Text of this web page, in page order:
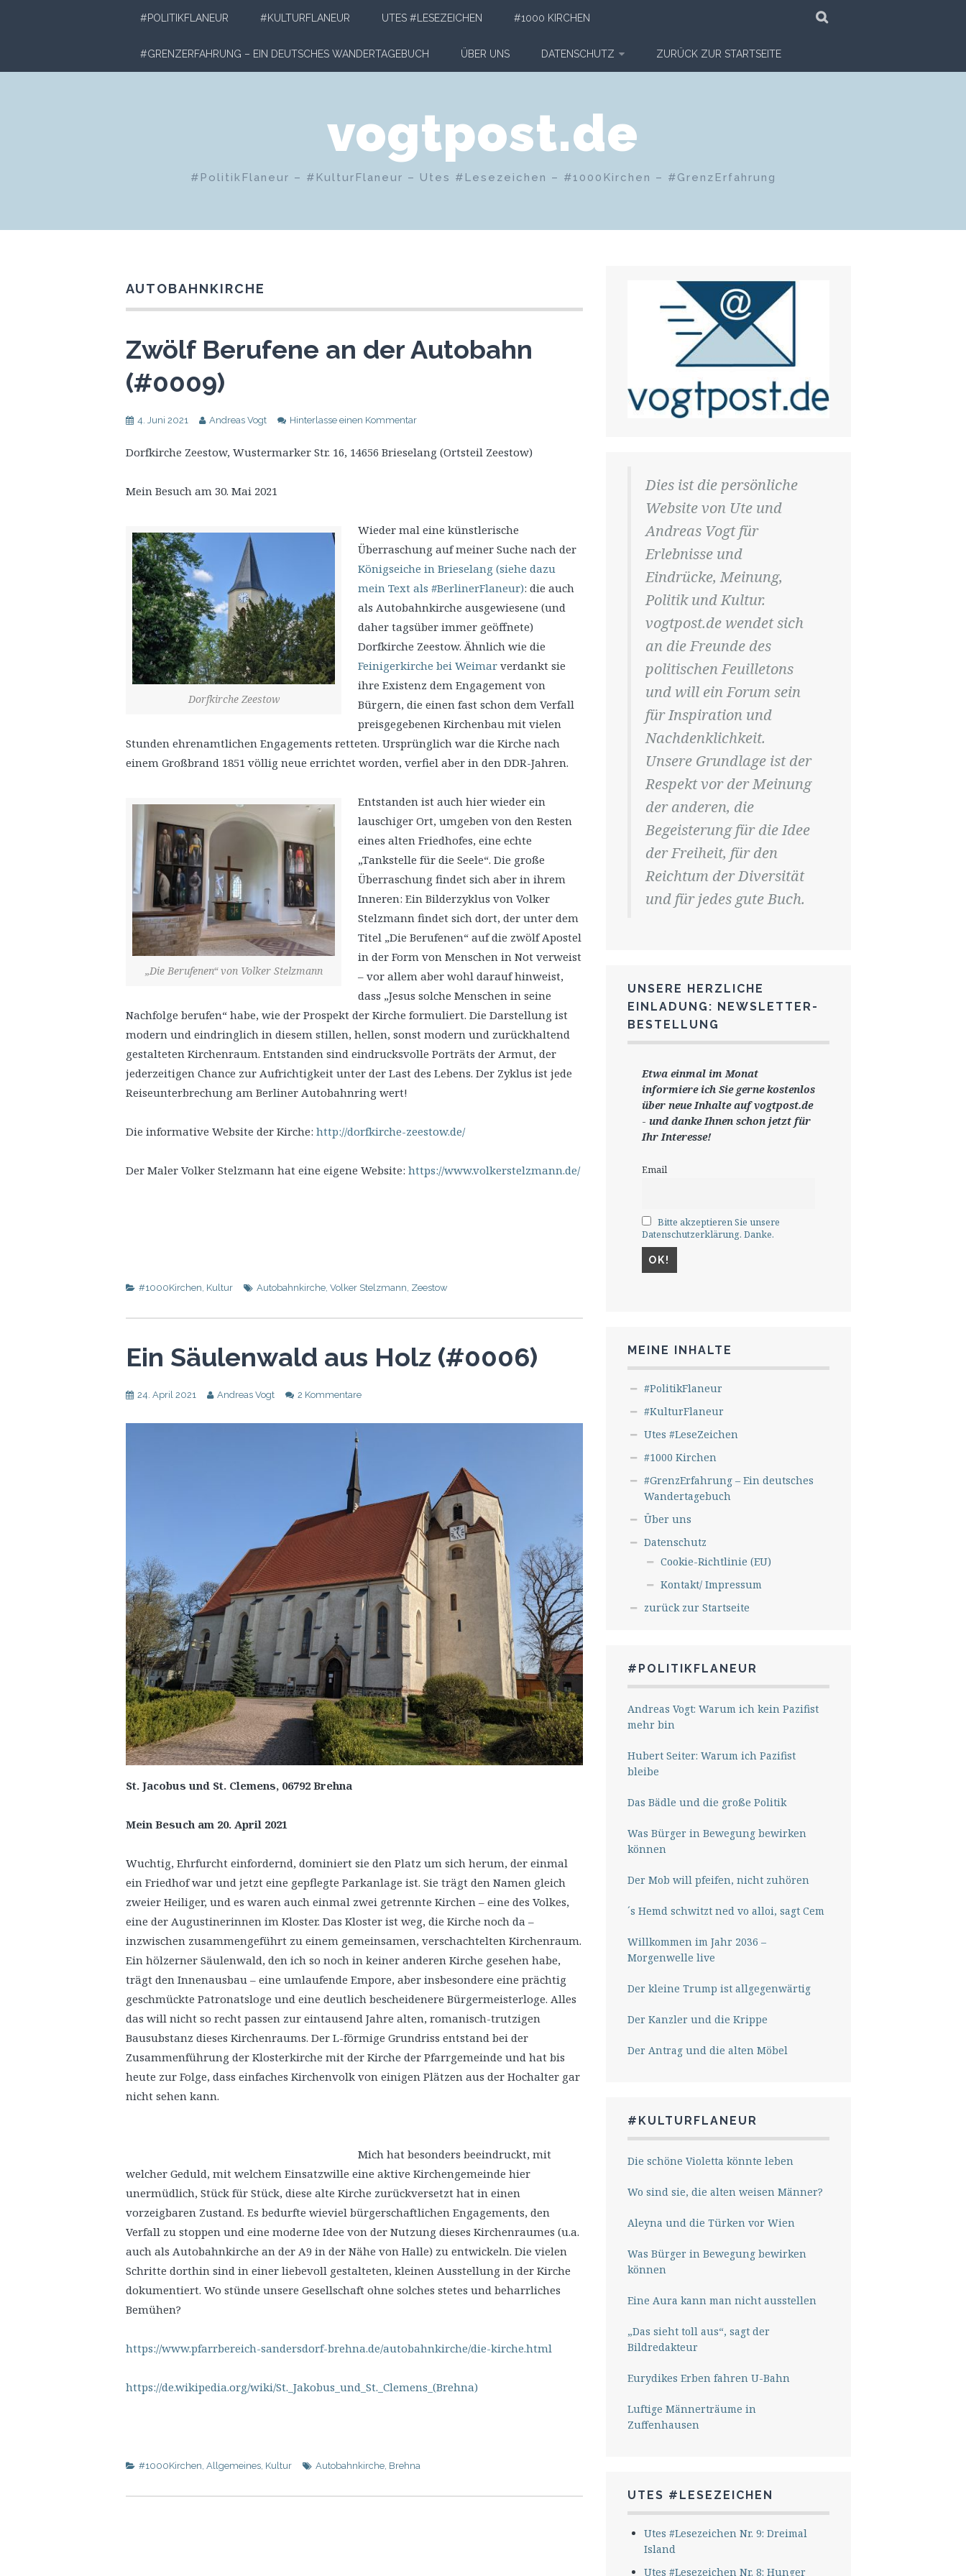
#POLITIKFLANEUR #KULTURFLANEUR UTES #LESEZEICHEN #1000 KIRCHEN
#GRENZERFAHRUNG – EIN DEUTSCHES WANDERTAGEBUCH ÜBER UNS DATENSCHUTZ ZURÜCK ZUR STARTSEITE
vogtpost.de
#PolitikFlaneur – #KulturFlaneur – Utes #Lesezeichen – #1000Kirchen – #GrenzErfahrung
AUTOBAHNKIRCHE
Zwölf Berufene an der Autobahn
(#0009)
4. Juni 2021 Andreas Vogt Hinterlasse einen Kommentar
Dorfkirche Zeestow, Wustermarker Str. 16, 14656 Brieselang (Ortsteil Zeestow)
Mein Besuch am 30. Mai 2021
Dorfkirche Zeestow
Wieder mal eine künstlerische
Überraschung auf meiner Suche nach der
Königseiche in Brieselang (siehe dazu
mein Text als #BerlinerFlaneur): die auch
als Autobahnkirche ausgewiesene (und
daher tagsüber immer geöffnete)
Dorfkirche Zeestow. Ähnlich wie die
Feinigerkirche bei Weimarverdankt sie
ihre Existenz dem Engagement von
Bürgern, die einen fast schon dem Verfall
preisgegebenen Kirchenbau mit vielen
Stunden ehrenamtlichen Engagements retteten. Ursprünglich war die Kirche nach
einem Großbrand 1851 völlig neue errichtet worden, verfiel aber in den DDR-Jahren.
„Die Berufenen“ von Volker Stelzmann
Entstanden ist auch hier wieder ein
lauschiger Ort, umgeben von den Resten
eines alten Friedhofes, eine echte
„Tankstelle für die Seele“. Die große
Überraschung findet sich aber in ihrem
Inneren: Ein Bilderzyklus von Volker
Stelzmann findet sich dort, der unter dem
Titel „Die Berufenen“ auf die zwölf Apostel
in der Form von Menschen in Not verweist
– vor allem aber wohl darauf hinweist,
dass „Jesus solche Menschen in seine
Nachfolge berufen“ habe, wie der Prospekt der Kirche formuliert. Die Darstellung ist
modern und eindringlich in diesem stillen, hellen, sonst modern und zurückhaltend
gestalteten Kirchenraum. Entstanden sind eindrucksvolle Porträts der Armut, der
jederzeitigen Chance zur Aufrichtigkeit unter der Last des Lebens. Der Zyklus ist jede
Reiseunterbrechung am Berliner Autobahnring wert!
Die informative Website der Kirche: http://dorfkirche-zeestow.de/
Der Maler Volker Stelzmann hat eine eigene Website: https://www.volkerstelzmann.de/
#1000Kirchen, Kultur Autobahnkirche, Volker Stelzmann, Zeestow
Ein Säulenwald aus Holz (#0006)
24. April 2021 Andreas Vogt 2 Kommentare
St. Jacobus und St. Clemens, 06792 Brehna
Mein Besuch am 20. April 2021
Wuchtig, Ehrfurcht einfordernd, dominiert sie den Platz um sich herum, der einmal
ein Friedhof war und jetzt eine gepflegte Parkanlage ist. Sie trägt den Namen gleich
zweier Heiliger, und es waren auch einmal zwei getrennte Kirchen – eine des Volkes,
eine der Augustinerinnen im Kloster. Das Kloster ist weg, die Kirche noch da –
inzwischen zusammengeführt zu einem gemeinsamen, verschachtelten Kirchenraum.
Ein hölzerner Säulenwald, den ich so noch in keiner anderen Kirche gesehen habe,
trägt den Innenausbau – eine umlaufende Empore, aber insbesondere eine prächtig
geschmückte Patronatsloge und eine deutlich bescheidenere Bürgermeisterloge. Alles
das will nicht so recht passen zur eintausend Jahre alten, romanisch-trutzigen
Bausubstanz dieses Kirchenraums. Der L-förmige Grundriss entstand bei der
Zusammenführung der Klosterkirche mit der Kirche der Pfarrgemeinde und hat bis
heute zur Folge, dass einfaches Kirchenvolk von einigen Plätzen aus der Hochalter gar
nicht sehen kann.
Mich hat besonders beeindruckt, mit
welcher Geduld, mit welchem Einsatzwille eine aktive Kirchengemeinde hier
unermüdlich, Stück für Stück, diese alte Kirche zurückversetzt hat in einen
vorzeigbaren Zustand. Es bedurfte wieviel bürgerschaftlichen Engagements, den
Verfall zu stoppen und eine moderne Idee von der Nutzung dieses Kirchenraumes (u.a.
auch als Autobahnkirche an der A9 in der Nähe von Halle) zu entwickeln. Die vielen
Schritte dorthin sind in einer liebevoll gestalteten, kleinen Ausstellung in der Kirche
dokumentiert. Wo stünde unsere Gesellschaft ohne solches stetes und beharrliches
Bemühen?
https://www.pfarrbereich-sandersdorf-brehna.de/autobahnkirche/die-kirche.html
https://de.wikipedia.org/wiki/St._Jakobus_und_St._Clemens_(Brehna)
#1000Kirchen, Allgemeines, Kultur Autobahnkirche, Brehna
Dies ist die persönliche
Website von Ute und
Andreas Vogt für
Erlebnisse und
Eindrücke, Meinung,
Politik und Kultur.
vogtpost.de wendet sich
an die Freunde des
politischen Feuilletons
und will ein Forum sein
für Inspiration und
Nachdenklichkeit.
Unsere Grundlage ist der
Respekt vor der Meinung
der anderen, die
Begeisterung für die Idee
der Freiheit, für den
Reichtum der Diversität
und für jedes gute Buch.
UNSERE HERZLICHE
EINLADUNG: NEWSLETTER-
BESTELLUNG
Etwa einmal im Monat
informiere ich Sie gernekostenlos
über neue Inhalte auf vogtpost.de
- und danke Ihnen schon jetzt für
Ihr Interesse!
Email
Bitte akzeptieren Sie unsere
Datenschutzerklärung. Danke.
MEINE INHALTE
#PolitikFlaneur
#KulturFlaneur
Utes #LeseZeichen
#1000 Kirchen
#GrenzErfahrung – Ein deutsches
Wandertagebuch
Über uns
Datenschutz
Cookie-Richtlinie (EU)
Kontakt/ Impressum
zurück zur Startseite
#POLITIKFLANEUR
Andreas Vogt: Warum ich kein Pazifist
mehr bin
Hubert Seiter: Warum ich Pazifist
bleibe
Das Bädle und die große Politik
Was Bürger in Bewegung bewirken
können
Der Mob will pfeifen, nicht zuhören
´s Hemd schwitzt ned vo alloi, sagt Cem
Willkommen im Jahr 2036 –
Morgenwelle live
Der kleine Trump ist allgegenwärtig
Der Kanzler und die Krippe
Der Antrag und die alten Möbel
#KULTURFLANEUR
Die schöne Violetta könnte leben
Wo sind sie, die alten weisen Männer?
Aleyna und die Türken vor Wien
Was Bürger in Bewegung bewirken
können
Eine Aura kann man nicht ausstellen
„Das sieht toll aus“, sagt der
Bildredakteur
Eurydikes Erben fahren U-Bahn
Luftige Männerträume in
Zuffenhausen
UTES #LESEZEICHEN
Utes #Lesezeichen Nr. 9: Dreimal
Island
Utes #Lesezeichen Nr. 8: Hunger